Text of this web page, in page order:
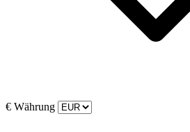
€ Währung